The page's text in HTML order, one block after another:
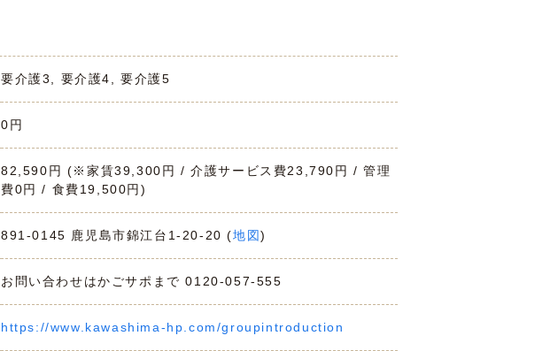
要介護3, 要介護4, 要介護5
0円
82,590円 (※家賃39,300円 / 介護サービス費23,790円 / 管理
費0円 / 食費19,500円)
891-0145 鹿児島市錦江台1-20-20 (地図)
お問い合わせはかごサポまで 0120-057-555
https://www.kawashima-hp.com/groupintroduction